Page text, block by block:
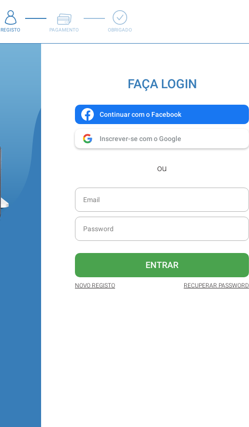
REGISTO PAGAMENTO OBRIGADO
FAÇA LOGIN
Continuar com o Facebook
Inscrever-se com o Google
ou
ENTRAR
NOVO REGISTO RECUPERAR PASSWORD